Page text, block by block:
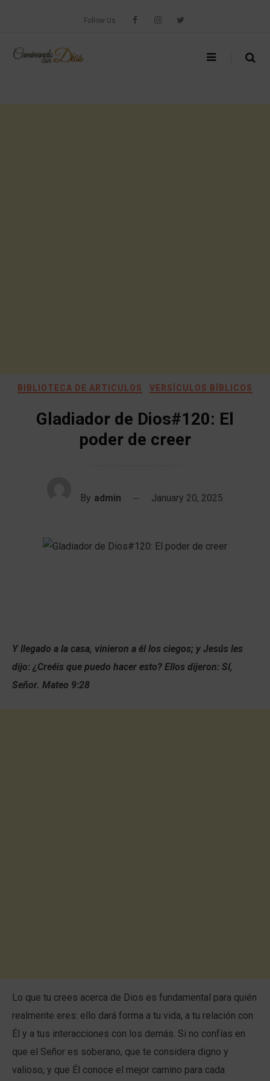
Follow Us
BIBLIOTECA DE ARTICULOS VERSÍCULOS BÍBLICOS
Gladiador de Dios#120: El
poder de creer
By admin January 20, 2025
Y llegado a la casa, vinieron a él los ciegos; y Jesús les
dijo: ¿Creéis que puedo hacer esto? Ellos dijeron: Sí,
Señor. Mateo 9:28
Lo que tu crees acerca de Dios es fundamental para quién
realmente eres: ello dará forma a tu vida, a tu relación con
Él y a tus interacciones con los demás. Si no confías en
que el Señor es soberano, que te considera digno y
valioso, y que Él conoce el mejor camino para cada